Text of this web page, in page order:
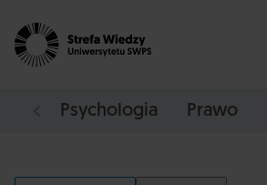
Psychologia Prawo